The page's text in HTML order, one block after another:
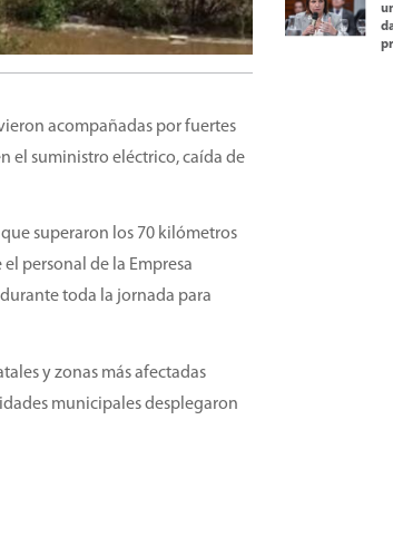
acompañadas por fuertes
el suministro eléctrico, caída de
superaron los 70 kilómetros
personal de la Empresa
toda la jornada para
y zonas más afectadas
municipales desplegaron